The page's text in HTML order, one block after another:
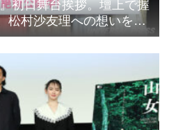
初日舞台挨拶。壇上で握
松村沙友理への想いをア